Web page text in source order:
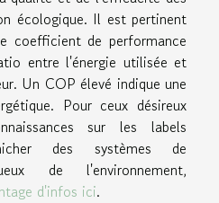
écologique. Il est pertinent
coefficient de performance
entre l'énergie utilisée et
Un COP élevé indique une
Pour ceux désireux
sur les labels
des systèmes de
de l'environnement,
d'infos ici.